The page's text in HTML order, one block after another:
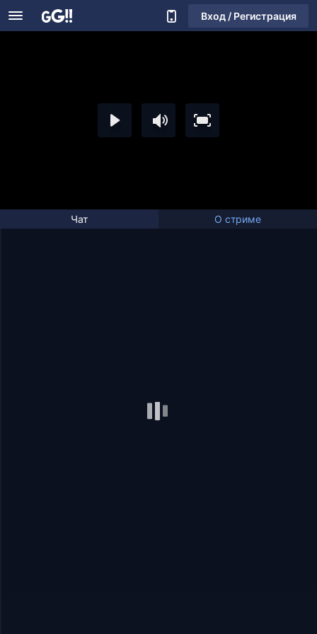
Вход / Регистрация
Чат О стриме